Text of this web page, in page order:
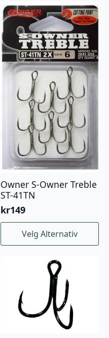
flere
varianter.
Alternativene
kan
velges
på
produktsiden
Owner S-Owner Treble
ST-41TN
kr149
Velg Alternativ
Dette
produktet
Alternativene
velges